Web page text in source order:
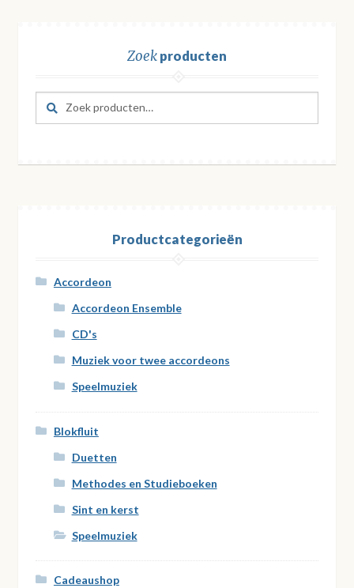
Zoekproducten
Zoeken
naar:
Zoeken
Productcategorieën
Accordeon
Accordeon Ensemble
CD's
Muziek voor twee accordeons
Speelmuziek
Blokfluit
Duetten
Methodes en Studieboeken
Sint en kerst
Speelmuziek
Cadeaushop